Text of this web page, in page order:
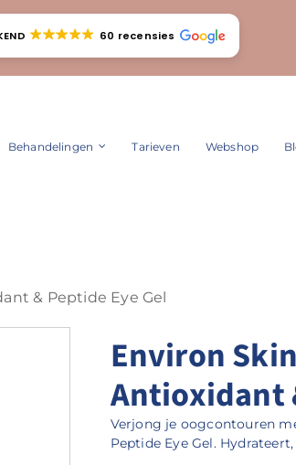
60 recensies
Behandelingen Tarieven Webshop
& Peptide Eye Gel
Environ
Antioxidant
Verjong je oogcontouren
Peptide Eye Gel.